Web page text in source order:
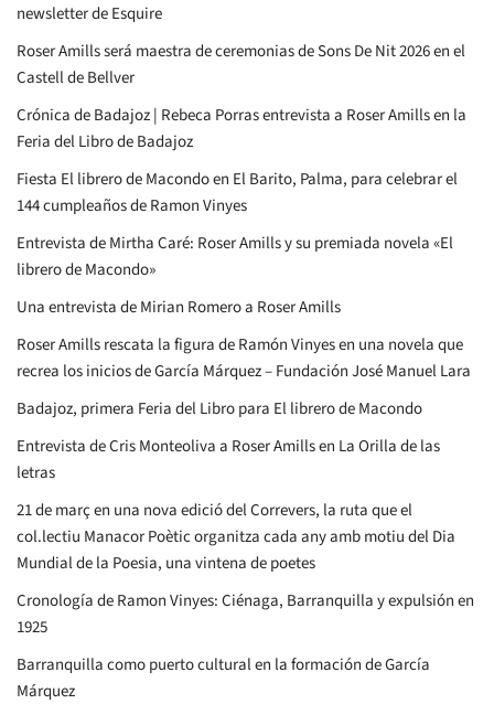
newsletter de Esquire
Roser Amills será maestra de ceremonias de Sons De Nit 2026 en el
Castell de Bellver
Crónica de Badajoz | Rebeca Porras entrevista a Roser Amills en la
Feria del Libro de Badajoz
Fiesta El librero de Macondo en El Barito, Palma, para celebrar el
144 cumpleaños de Ramon Vinyes
Entrevista de Mirtha Caré: Roser Amills y su premiada novela «El
librero de Macondo»
Una entrevista de Mirian Romero a Roser Amills
Roser Amills rescata la figura de Ramón Vinyes en una novela que
recrea los inicios de García Márquez – Fundación José Manuel Lara
Badajoz, primera Feria del Libro para El librero de Macondo
Entrevista de Cris Monteoliva a Roser Amills en La Orilla de las
letras
21 de març en una nova edició del Correvers, la ruta que el
col.lectiu Manacor Poètic organitza cada any amb motiu del Dia
Mundial de la Poesia, una vintena de poetes
Cronología de Ramon Vinyes: Ciénaga, Barranquilla y expulsión en
1925
Barranquilla como puerto cultural en la formación de García
Márquez